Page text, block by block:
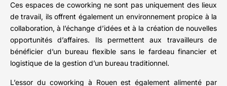
Ces espaces de coworking ne sont pas uniquement des lieux
de travail, ils offrent également un environnement propice à la
collaboration, à l’échange d’idées et à la création de nouvelles
opportunités d’affaires. Ils permettent aux travailleurs de
bénéficier d’un bureau flexible sans le fardeau financier et
logistique de la gestion d’un bureau traditionnel.
L’essor du coworking à Rouen est également alimenté par